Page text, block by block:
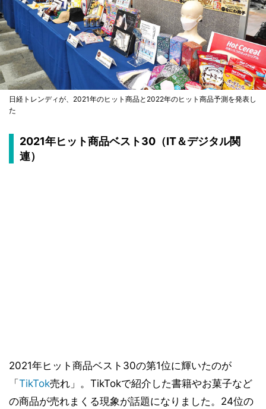
日経トレンディが、2021年のヒット商品と2022年のヒット商品予測を発表し
た
2021年ヒット商品ベスト30（IT＆デジタル関
連）
2021年ヒット商品ベスト30の第1位に輝いたのが
「TikTok売れ」。TikTokで紹介した書籍やお菓子など
の商品が売れまくる現象が話題になりました。24位の